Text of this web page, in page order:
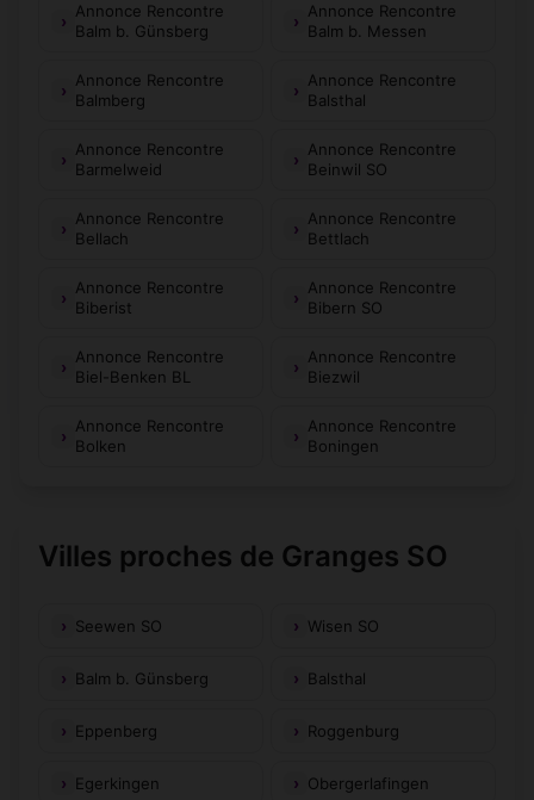
Annonce Rencontre
Balm b. Günsberg
Annonce Rencontre
Balm b. Messen
Annonce Rencontre
Balmberg
Annonce Rencontre
Balsthal
Annonce Rencontre
Barmelweid
Annonce Rencontre
Beinwil SO
Annonce Rencontre
Bellach
Annonce Rencontre
Bettlach
Annonce Rencontre
Biberist
Annonce Rencontre
Bibern SO
Annonce Rencontre
Biel-Benken BL
Annonce Rencontre
Biezwil
Annonce Rencontre
Bolken
Annonce Rencontre
Boningen
Villes proches de Granges SO
Seewen SO Wisen SO
Balm b. Günsberg Balsthal
Eppenberg Roggenburg
Egerkingen Obergerlafingen